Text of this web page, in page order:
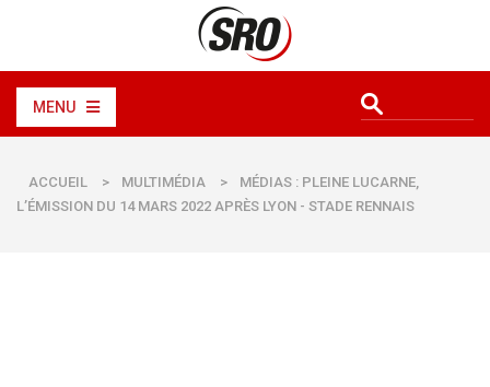
MENU
ACCUEIL > MULTIMÉDIA >
MÉDIAS : PLEINE LUCARNE,
L’ÉMISSION DU 14 MARS 2022 APRÈS LYON - STADE RENNAIS